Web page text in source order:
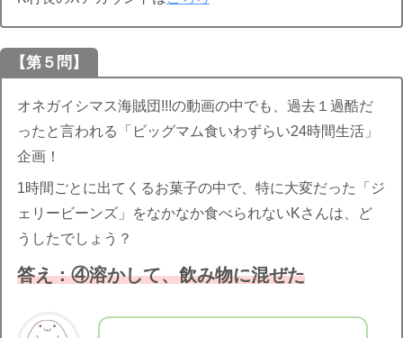
【第５問】
オネガイシマス海賊団!!!の動画の中でも、過去１過酷だ
ったと言われる「ビッグマム食いわずらい24時間生活」
企画！
1時間ごとに出てくるお菓子の中で、特に大変だった「ジ
ェリービーンズ」をなかなか食べられないKさんは、ど
うしたでしょう？
答え：④溶かして、飲み物に混ぜた